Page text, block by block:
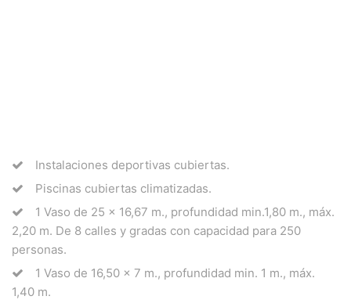
Instalaciones deportivas cubiertas.
Piscinas cubiertas climatizadas.
1 Vaso de 25 x 16,67 m., profundidad min.1,80 m., máx.
2,20 m. De 8 calles y gradas con capacidad para 250
personas.
1 Vaso de 16,50 x 7 m., profundidad min. 1 m., máx.
1,40 m.